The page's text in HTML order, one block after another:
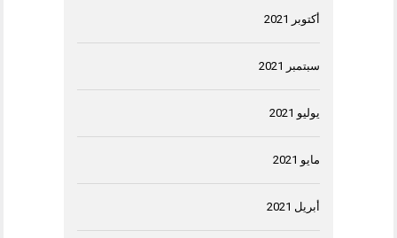
أكتوبر 2021
سبتمبر 2021
يوليو 2021
مايو 2021
أبريل 2021